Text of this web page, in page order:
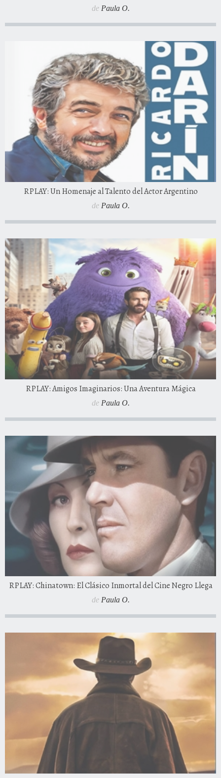
de Paula O.
RPLAY: Un Homenaje al Talento del Actor Argentino
de Paula O.
RPLAY: Amigos Imaginarios: Una Aventura Mágica
de Paula O.
RPLAY: Chinatown: El Clásico Inmortal del Cine Negro Llega
de Paula O.